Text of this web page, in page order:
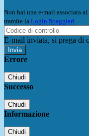
Non hai una e-mail associata
tramite la Login Spaggiari
E-mail inviata, si prega di
Errore
Chiudi
Successo
Chiudi
Informazione
Chiudi